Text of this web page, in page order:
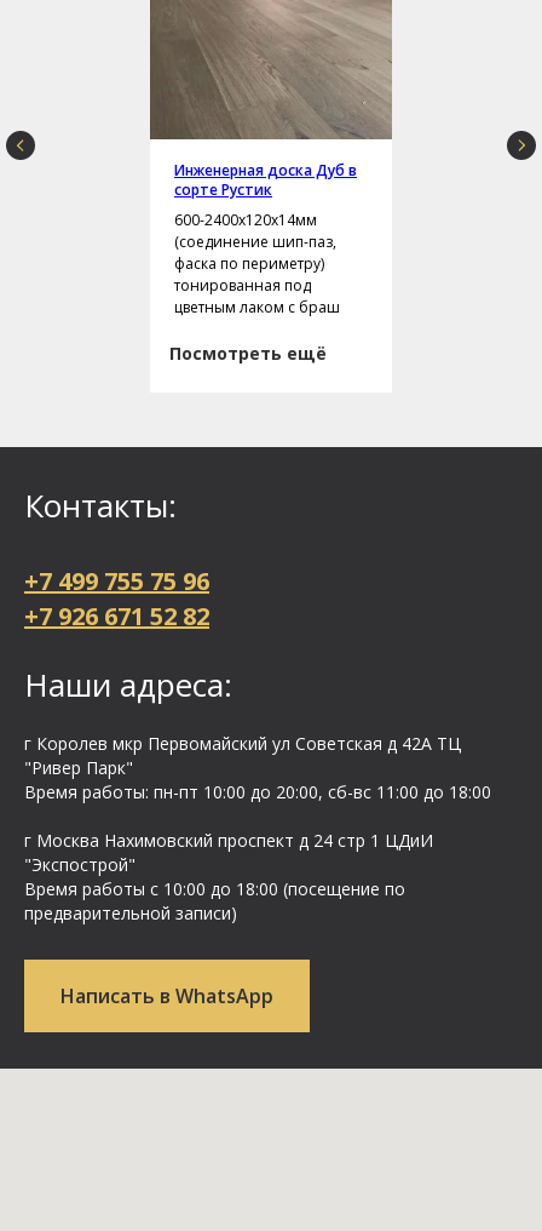
Инженерная доска Дуб в
сорте Рустик
600-2400х120х14мм
(соединение шип-паз,
фаска по периметру)
тонированная под
цветным лаком с браш
Посмотреть ещё
Контакты:
+7 499 755 75 96
+7 926 671 52 82
Наши адреса:
г Королев мкр Первомайский ул Cоветская д 42А ТЦ
"Ривер Парк"
Время работы: пн-пт 10:00 до 20:00, сб-вс 11:00 до 18:00
г Москва Нахимовский проспект д 24 стр 1 ЦДиИ
"Экспострой"
Время работы с 10:00 до 18:00 (посещение по
предварительной записи)
Написать в WhatsApp